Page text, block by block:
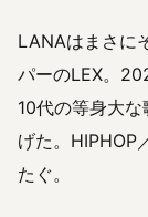
LANAはまさに
パーのLEX。
10代の等身大
げた。HIPHOP
たぐ。